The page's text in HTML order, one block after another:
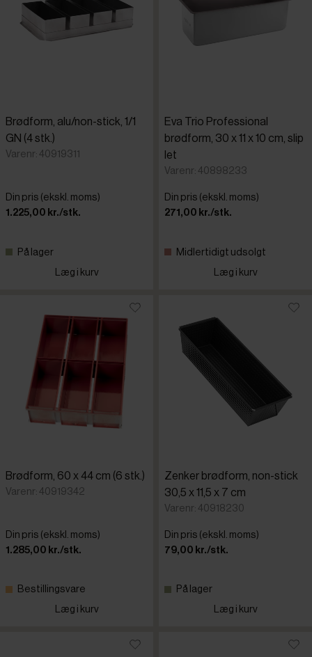
Brødform, alu/non-stick, 1/1
GN (4 stk.)
Varenr: 40919311
Din pris (ekskl. moms)
1.225,00 kr./stk.
På lager
Læg i kurv
Eva Trio Professional
brødform, 30 x 11 x 10 cm, slip
let
Varenr: 40898233
Din pris (ekskl. moms)
271,00 kr./stk.
Midlertidigt udsolgt
Læg i kurv
Brødform, 60 x 44 cm (6 stk.)
Varenr: 40919342
Din pris (ekskl. moms)
1.285,00 kr./stk.
Bestillingsvare
Læg i kurv
Zenker brødform, non-stick
30,5 x 11,5 x 7 cm
Varenr: 40918230
Din pris (ekskl. moms)
79,00 kr./stk.
På lager
Læg i kurv